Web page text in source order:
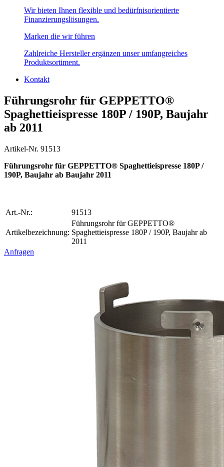
Wir bieten Ihnen flexible und bedürfnisorientierte
Finanzierungslösungen.
Marken die wir führen
Zahlreiche Hersteller ergänzen unser umfangreiches
Produktsortiment.
Kontakt
Führungsrohr für GEPPETTO®
Spaghettieispresse 180P / 190P, Baujahr
ab 2011
Artikel-Nr. 91513
Führungsrohr für GEPPETTO® Spaghettieispresse 180P /
190P, Baujahr ab Baujahr 2011
Art.-Nr.: 91513
Artikelbezeichnung:
Führungsrohr für GEPPETTO®
Spaghettieispresse 180P / 190P, Baujahr ab
2011
Anfragen